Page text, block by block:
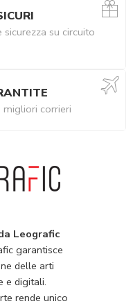
su circuito
corrieri
Leografic
garantisce
delle arti
e digitali.
rende unico